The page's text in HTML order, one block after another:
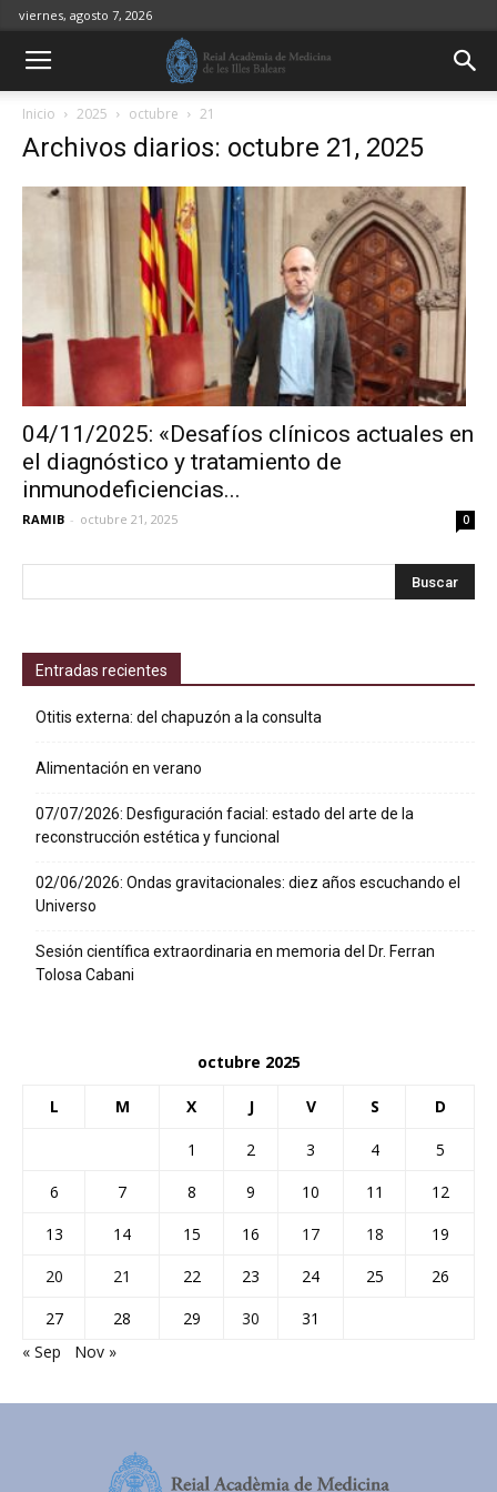
viernes, agosto 7, 2026
Inicio 2025 octubre 21
Archivos diarios: octubre 21, 2025
04/11/2025: «Desafíos clínicos actuales en
el diagnóstico y tratamiento de
inmunodeficiencias...
RAMIB - octubre 21, 2025 0
Entradas recientes
Otitis externa: del chapuzón a la consulta
Alimentación en verano
07/07/2026: Desfiguración facial: estado del arte de la
reconstrucción estética y funcional
02/06/2026: Ondas gravitacionales: diez años escuchando el
Universo
Sesión científica extraordinaria en memoria del Dr. Ferran
Tolosa Cabani
octubre 2025
L M X J V S D
1 2 3 4
5
6
7 8 9 10 11
12
13
14 15 16 17 18
19
20
21 22 23 24 25
26
27
28 29 30
31
« Sep
Nov »